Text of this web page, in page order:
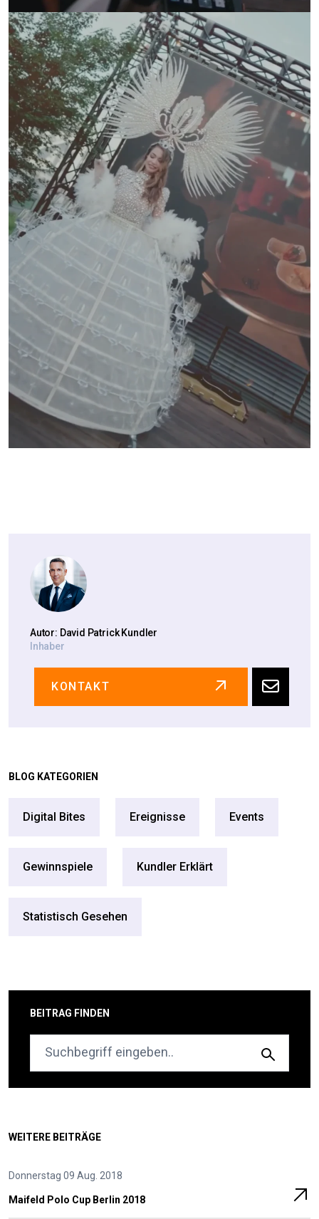
Autor: David Patrick Kundler
Inhaber
KONTAKT
BLOG KATEGORIEN
Digital Bites Ereignisse Events
Gewinnspiele Kundler Erklärt
Statistisch Gesehen
BEITRAG FINDEN
WEITERE BEITRÄGE
Donnerstag 09 Aug. 2018
Maifeld Polo Cup Berlin 2018